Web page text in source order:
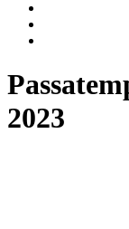
2023